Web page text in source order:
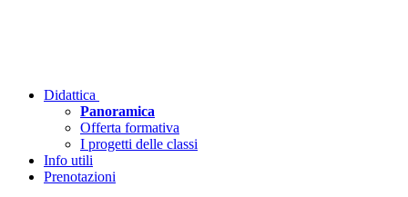
Didattica
Panoramica
Offerta formativa
I progetti delle classi
Info utili
Prenotazioni